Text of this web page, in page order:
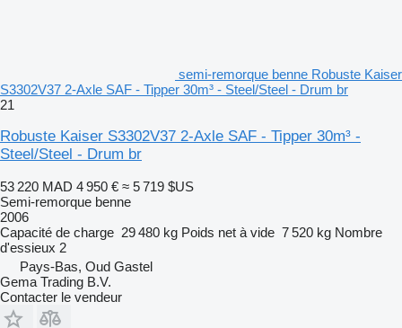
semi-remorque benne Robuste Kaiser
S3302V37 2-Axle SAF - Tipper 30m³ - Steel/Steel - Drum br
21
Robuste Kaiser S3302V37 2-Axle SAF - Tipper 30m³ -
Steel/Steel - Drum br
53 220 MAD 4 950 € ≈ 5 719 $US
Semi-remorque benne
2006
Capacité de charge 29 480 kg Poids net à vide 7 520 kg Nombre
d'essieux 2
Pays-Bas, Oud Gastel
Gema Trading B.V.
Contacter le vendeur